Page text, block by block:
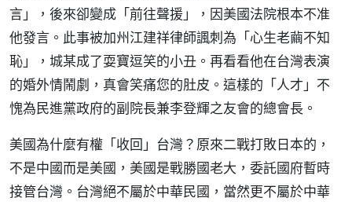
言」，後來卻變成「前往聲援」，因美國法院根本不准
他發言。此事被加州江建祥律師諷刺為「心生老繭不知
恥」，城某成了耍寶逗笑的小丑。再看看他在台灣表演
的婚外情鬧劇，真會笑痛您的肚皮。這樣的「人才」不
愧為民進黨政府的副院長兼李登輝之友會的總會長。
美國為什麼有權「收回」台灣？原來二戰打敗日本的，
不是中國而是美國，美國是戰勝國老大，委託國府暫時
接管台灣。台灣絕不屬於中華民國，當然更不屬於中華